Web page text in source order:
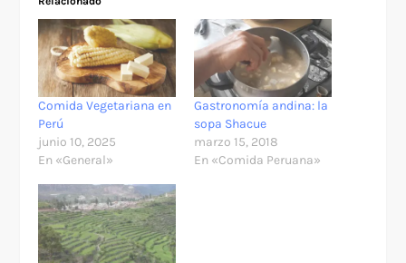
Comida Vegetariana en
Perú
junio 10, 2025
En «General»
Gastronomía andina: la
sopa Shacue
marzo 15, 2018
En «Comida Peruana»